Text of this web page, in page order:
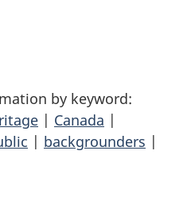
by keyword:
| Canada |
| backgrounders |